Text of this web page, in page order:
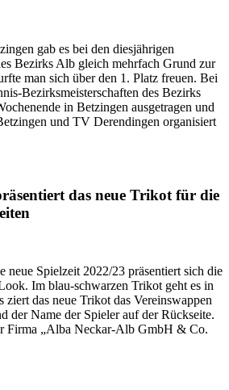
gab es bei den diesjährigen
Bezirks Alb gleich mehrfach Grund zur
man sich über den 1. Platz freuen. Bei
Bezirksmeisterschaften des Bezirks
in Betzingen ausgetragen und
und TV Derendingen organisiert
das neue Trikot für die
neue Spielzeit 2022/23 präsentiert sich die
Im blau-schwarzen Trikot geht es in
ziert das neue Trikot das Vereinswappen
der Name der Spieler auf der Rückseite.
Firma „Alba Neckar-Alb GmbH & Co.